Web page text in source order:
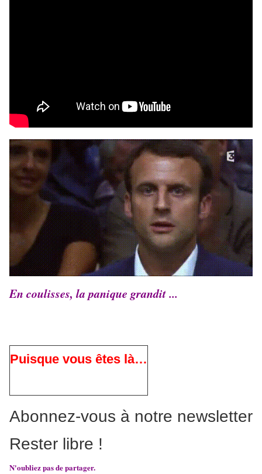
En coulisses, la panique grandit ...
Puisque vous êtes là…
Abonnez-vous à notre newsletter
Rester libre !
N'oubliez pas de partager.